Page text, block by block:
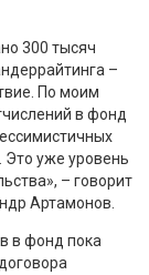
300 тысяч
–
По моим
в фонд
Это уже уровень
– говорит
Артамонов.
в фонд пока